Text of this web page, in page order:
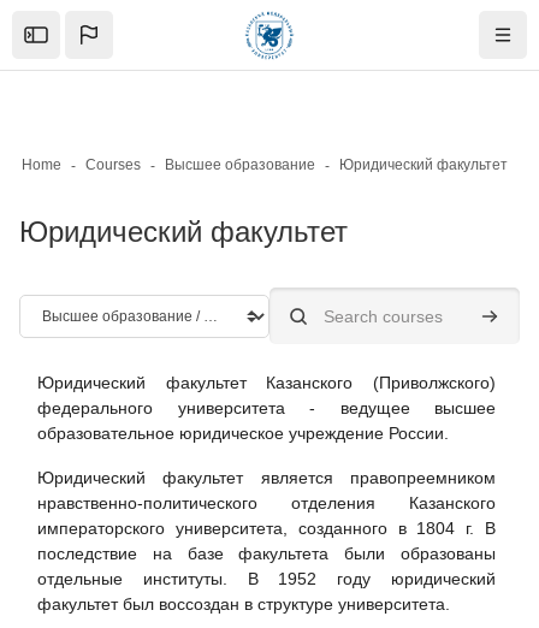
Open the sidebar
Home Courses Высшее образование Юридический факультет
Юридический факультет
Course categories Search courses
Юридический факультет Казанского (Приволжского)
федерального университета - ведущее высшее
образовательное юридическое учреждение России.
Юридический факультет является правопреемником
нравственно-политического отделения Казанского
императорского университета, созданного в 1804 г. В
последствие на базе факультета были образованы
отдельные институты. В 1952 году юридический
факультет был воссоздан в структуре университета.